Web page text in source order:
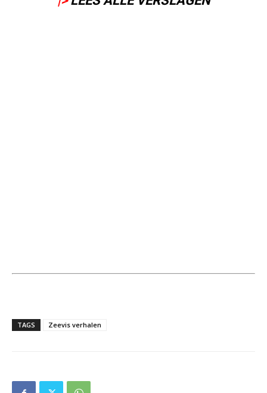
TAGS Zeevis verhalen